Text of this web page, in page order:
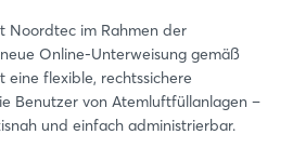
Noordtec im Rahmen der
Online-Unterweisung gemäß
eine flexible, rechtssichere
Benutzer von Atemluftfüllanlagen –
und einfach administrierbar.